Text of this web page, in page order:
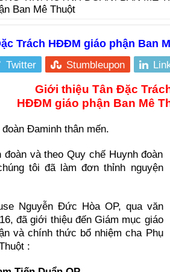
Ban Mê Thuột
Trách HĐĐM giáo phận Ban
Twitter Stumbleupon
Giới thiệu Tân Đặc
HĐĐM giáo phận Ban Mê
Đaminh thân mến.
đoàn và theo Quy chế Huynh đoàn
tôi đã làm đơn thỉnh nguyện
Nguyễn Đức Hòa OP, qua văn
đã giới thiệu đến Giám mục giáo
và chính thức bổ nhiệm cha Phụ
: